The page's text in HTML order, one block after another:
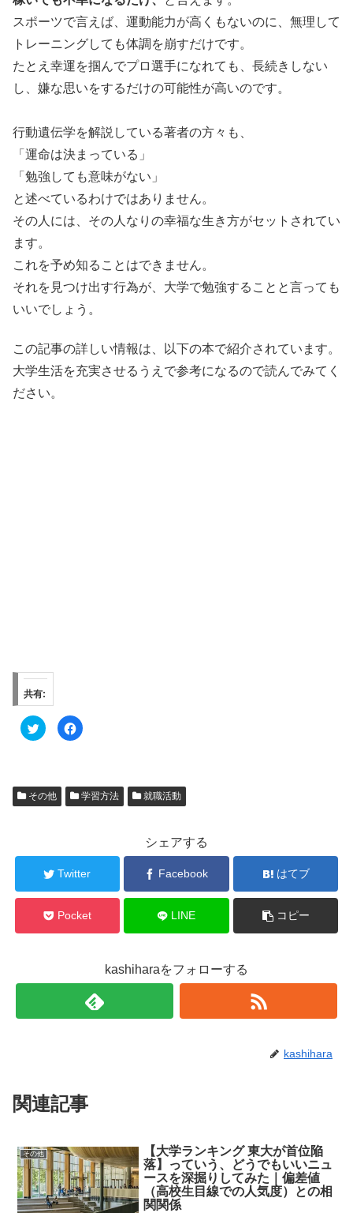
スポーツで言えば、運動能力が高くもないのに、無理して
トレーニングしても体調を崩すだけです。
たとえ幸運を掴んでプロ選手になれても、長続きしない
し、嫌な思いをするだけの可能性が高いのです。
行動遺伝学を解説している著者の方々も、
「運命は決まっている」
「勉強しても意味がない」
と述べているわけではありません。
その人には、その人なりの幸福な生き方がセットされてい
ます。
これを予め知ることはできません。
それを見つけ出す行為が、大学で勉強することと言っても
いいでしょう。
この記事の詳しい情報は、以下の本で紹介されています。
大学生活を充実させるうえで参考になるので読んでみてく
ださい。
共有:
ク
リ
w
i
t
共
有
し
ウ
ィ
ン
き
F
a
k
で
共
は
ク
リ
ク
て
だ
し
ウ
ィ
ン
)
その他 学習方法 就職活動
シェアする
Twitter Facebook はてブ
Pocket LINE コピー
kashiharaをフォローする
kashihara
関連記事
その他
【大学ランキング 東大が首位陥
落】っていう、どうでもいいニュ
ースを深掘りしてみた｜偏差値
（高校生目線での人気度）との相
関関係